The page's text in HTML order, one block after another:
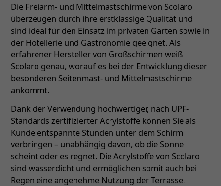
Die Freiarm- und Mittelmastschirme von Scolaro
überzeugen durch ihre erstklassige Qualität und
sind ideal für den Einsatz im privaten Garten sowie in
der Hotellerie und Gastronomie geeignet. Als
erfahrener Hersteller von Großschirmen weiß
Scolaro genau, worauf es bei der Entwicklung dieser
besonderen Seitenmast- und Mittelmastschirme
ankommt.
Dank der Verwendung hochwertiger, nach UPF-
Standards zertifizierter Acrylstoffe können Sie als
Kunde entspannte Stunden unter dem Schirm
verbringen – unabhängig davon, ob die Sonne
scheint oder es regnet. Die Acrylstoffe von Scolaro
sind wasserdicht und ermöglichen somit auch bei
Regen eine angenehme Nutzung der Terrasse.